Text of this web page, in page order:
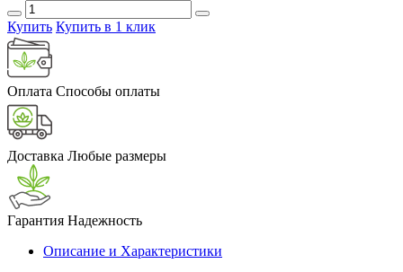
Купить Купить в 1 клик
Оплата Способы оплаты
Доставка Любые размеры
Гарантия Надежность
Описание и Характеристики